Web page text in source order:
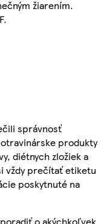
žiarením.
správnosť
produkty
diétnych zložiek a
vždy prečítať etiketu
poskytnuté na